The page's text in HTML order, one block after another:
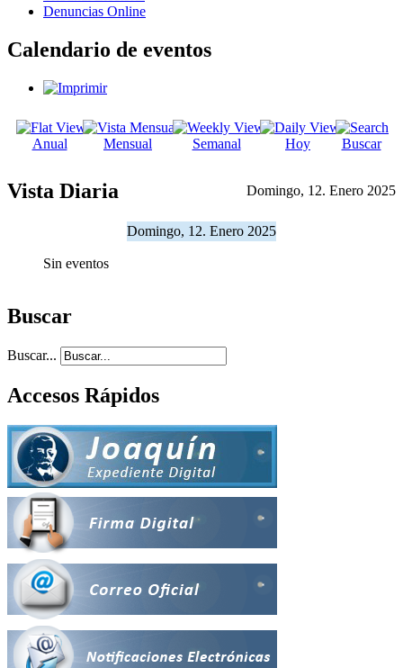
Denuncias Online
Calendario de eventos
Anual Mensual Semanal Hoy Buscar
Vista Diaria Domingo, 12. Enero 2025
Domingo, 12. Enero 2025
Sin eventos
Buscar
Buscar...
Accesos Rápidos